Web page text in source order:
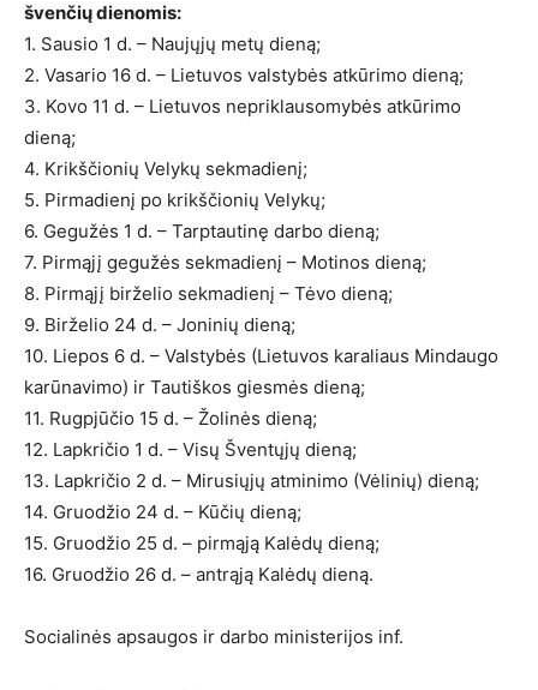
švenčių dienomis:
1. Sausio 1 d. – Naujųjų metų dieną;
2. Vasario 16 d. – Lietuvos valstybės atkūrimo dieną;
3. Kovo 11 d. – Lietuvos nepriklausomybės atkūrimo
dieną;
4. Krikščionių Velykų sekmadienį;
5. Pirmadienį po krikščionių Velykų;
6. Gegužės 1 d. – Tarptautinę darbo dieną;
7. Pirmąjį gegužės sekmadienį – Motinos dieną;
8. Pirmąjį birželio sekmadienį – Tėvo dieną;
9. Birželio 24 d. – Joninių dieną;
10. Liepos 6 d. – Valstybės (Lietuvos karaliaus Mindaugo
karūnavimo) ir Tautiškos giesmės dieną;
11. Rugpjūčio 15 d. – Žolinės dieną;
12. Lapkričio 1 d. – Visų Šventųjų dieną;
13. Lapkričio 2 d. – Mirusiųjų atminimo (Vėlinių) dieną;
14. Gruodžio 24 d. – Kūčių dieną;
15. Gruodžio 25 d. – pirmąją Kalėdų dieną;
16. Gruodžio 26 d. – antrąją Kalėdų dieną.
Socialinės apsaugos ir darbo ministerijos inf.